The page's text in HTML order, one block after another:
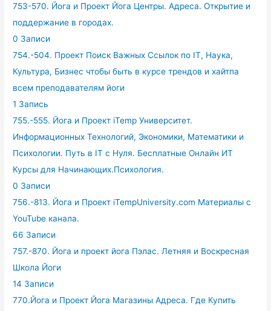
753-570. Йога и Проект Йога Центры. Адреса. Открытие и
поддержание в городах.
0 Записи
754.-504. Проект Поиск Важных Ссылок по IT, Наука,
Культура, Бизнес чтобы быть в курсе трендов и хайтпа
всем преподавателям йоги
1 Запись
755.-555. Йога и Проект iTemp Университет.
Информационных Технологий, Экономики, Математики и
Психологии. Путь в IT с Нуля. Бесплатные Онлайн ИТ
Курсы для Начинающих.Психология.
0 Записи
756.-813. Йога и Проект iTempUniversity.com Материалы с
YouTube канала.
66 Записи
757.-870. Йога и проект йога Пэлас. Летняя и Воскресная
Школа Йоги
14 Записи
770.Йога и Проект Йога Магазины Адреса. Где Купить